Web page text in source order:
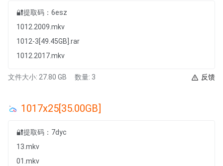
🔐提取码：6esz
1012.2009.mkv
1012-3[49.45GB].rar
1012.2017.mkv
文件大小: 27.80 GB 数量: 3 反馈
1017x25[35.00GB]
🔐提取码：7dyc
13.mkv
01.mkv